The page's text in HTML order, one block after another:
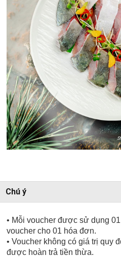
Chú ý
• Mỗi voucher được sử dụng
voucher cho 01 hóa đơn.
• Voucher không có giá trị quy
được hoàn trả tiền thừa.